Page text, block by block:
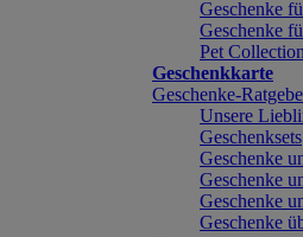
Geschenke
Geschenke
Pet Collection
Geschenkkarte
Geschenke-
Unsere
Geschenksets
Geschenke
Geschenke
Geschenke
Geschenke